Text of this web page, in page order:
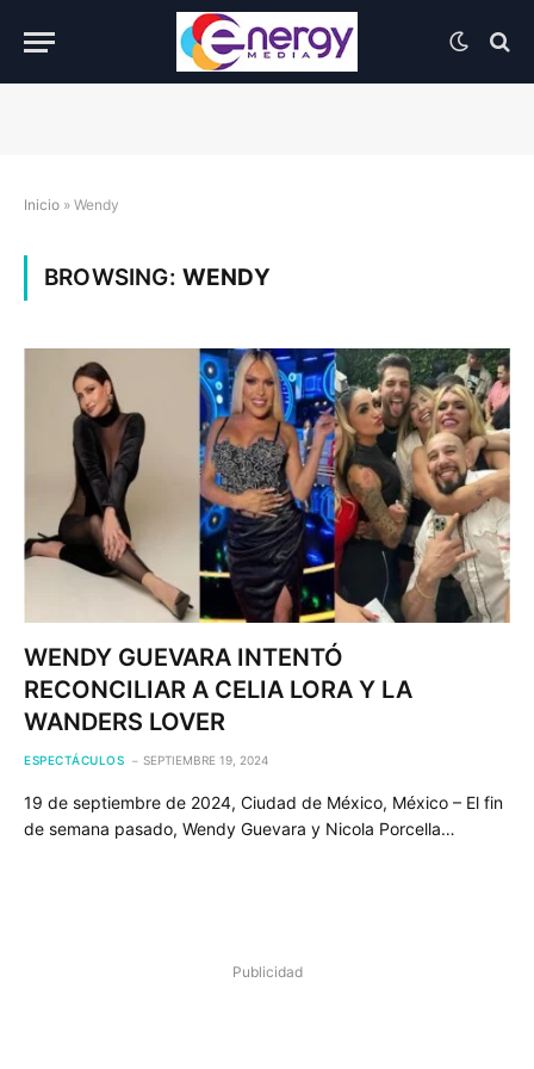
Inicio » Wendy
BROWSING: WENDY
WENDY GUEVARA INTENTÓ
RECONCILIAR A CELIA LORA Y LA
WANDERS LOVER
ESPECTÁCULOS SEPTIEMBRE 19, 2024
19 de septiembre de 2024, Ciudad de México, México – El fin
de semana pasado, Wendy Guevara y Nicola Porcella…
Publicidad